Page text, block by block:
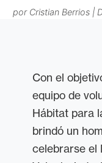
por Cristian Berrios|
Con el
equipo de
Hábitat para
brindó un
celebrarse el